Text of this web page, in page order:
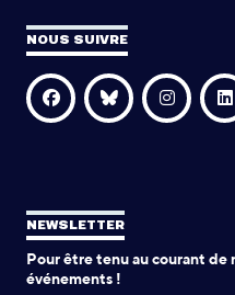
NOUS SUIVRE
NEWSLETTER
Pour être tenu au courant de
événements !